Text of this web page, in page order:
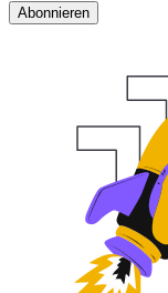
Abonnieren